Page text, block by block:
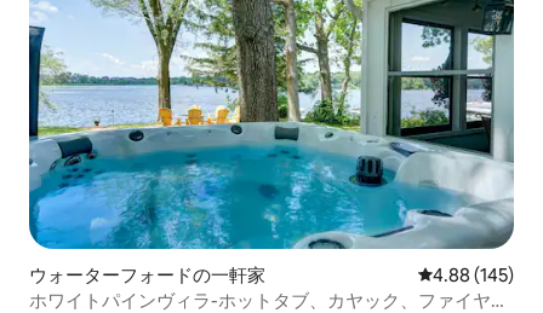
ウォーターフォードの一軒家 レビュー145
4.88 (145)
ホワイトパインヴィラ-ホットタブ、カヤック、ファイヤー